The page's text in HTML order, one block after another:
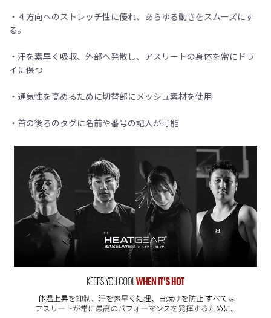
・４方向へのストレッチ性に優れ、あらゆる動きをスムーズにす
る。
・汗を素早く吸収、外部へ発散し、アスリートの身体を常にドラ
イに保つ
・通気性を高めるために切替部にメッシュ素材を使用
・首の後ろのタグに名前や番号の記入が可能